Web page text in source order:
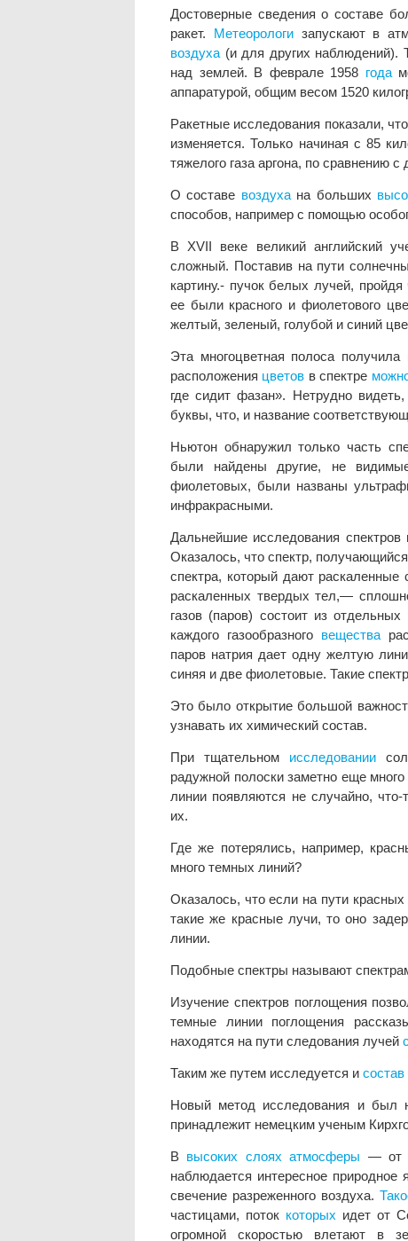
Достоверные сведения о составе
ракет. Метеорологизапускают в
воздуха (и для других наблюдений).
над землей. В феврале 1958 года
аппаратурой, общим весом 1520
Ракетные исследования показали,
изменяется. Только начиная с 85
тяжелого газа аргона, по сравнению с
О составе воздухана больших
способов, например с помощью
В XVII веке великий английский
сложный. Поставив на пути
картину.- пучок белых лучей,
ее были красного и фиолетового
желтый, зеленый, голубой и синий
Эта многоцветная полоса получила
расположения цветов в спектре
где сидит фазан». Нетрудно
буквы, что, и название
Ньютон обнаружил только часть
были найдены другие, не
фиолетовых, были названы
инфракрасными.
Дальнейшие исследования
Оказалось, что спектр,
спектра, который дают раскаленные
раскаленных твердых тел,—
газов (паров) состоит из
каждого газообразного вещества
паров натрия дает одну желтую
синяя и две фиолетовые. Такие
Это было открытие большой
узнавать их химический состав.
При тщательном исследовании
радужной полоски заметно еще
линии появляются не случайно,
их.
Где же потерялись, например,
много темных линий?
Оказалось, что если на пути
такие же красные лучи, то оно
линии.
Подобные спектры называют
Изучение спектров поглощения
темные линии поглощения
находятся на пути следования лучей
Таким же путем исследуется и состав
Новый метод исследования и был
принадлежит немецким ученым
В высоких слоях атмосферы — от
наблюдается интересное
свечение разреженного воздуха.
частицами, поток которых идет от
огромной скоростью влетают в